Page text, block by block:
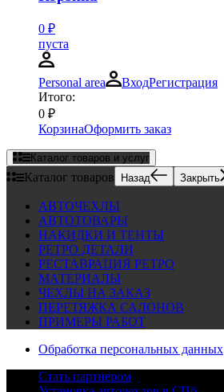
0 ₽
пуста
Personal area ВходРегистрация
Итого:
0 ₽
КорзинаОформить заказ
Каталог товаров и услуг
Каталог товаров Назад Закрыть
АВТОЧЕХЛЫ
АВТОТОВАРЫ
НАКИДКИ И ТЕНТЫ
РЕТРО ДЕТАЛИ
РЕСТАВРАЦИЯ РЕТРО
МАТЕРИАЛЫ
ЧЕХЛЫ НА ЗАКАЗ
ПЕРЕТЯЖКА САЛОНОВ
ПРИМЕРЫ РАБОТ
Обработка персональных данных
Стать партнером